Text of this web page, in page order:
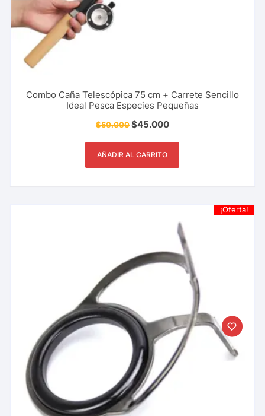
Combo Caña Telescópica 75 cm + Carrete Sencillo
Ideal Pesca Especies Pequeñas
$50.000$45.000
AÑADIR AL CARRITO
¡Oferta!